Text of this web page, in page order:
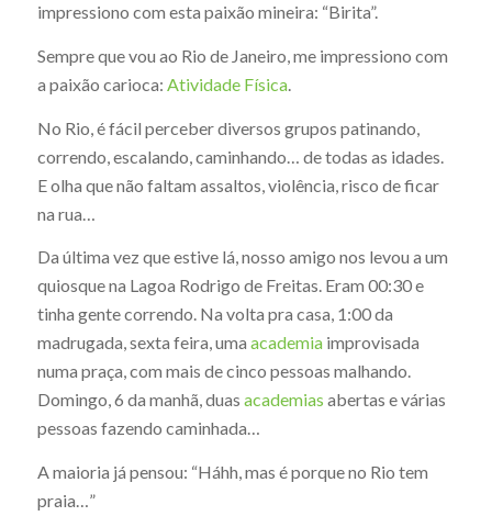
impressiono com esta paixão mineira: “Birita”.
Sempre que vou ao Rio de Janeiro, me impressiono com
a paixão carioca: Atividade Física.
No Rio, é fácil perceber diversos grupos patinando,
correndo, escalando, caminhando… de todas as idades.
E olha que não faltam assaltos, violência, risco de ficar
na rua…
Da última vez que estive lá, nosso amigo nos levou a um
quiosque na Lagoa Rodrigo de Freitas. Eram 00:30 e
tinha gente correndo. Na volta pra casa, 1:00 da
madrugada, sexta feira, uma academiaimprovisada
numa praça, com mais de cinco pessoas malhando.
Domingo, 6 da manhã, duas academias abertas e várias
pessoas fazendo caminhada…
A maioria já pensou: “Háhh, mas é porque no Rio tem
praia…”